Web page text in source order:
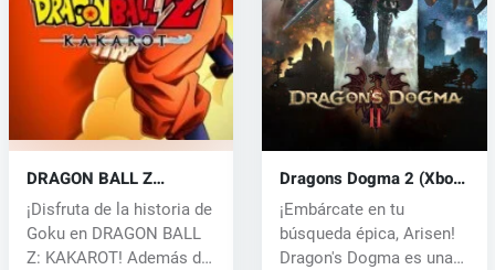
DRAGON BALL Z
KAKAROT (Xbox One)
key
¡Disfruta de la historia de
Goku en DRAGON BALL
Z: KAKAROT! Además de
Dragons Dogma 2 (Xbox
One) key
¡Embárcate en tu
búsqueda épica, Arisen!
Dragon's Dogma es una